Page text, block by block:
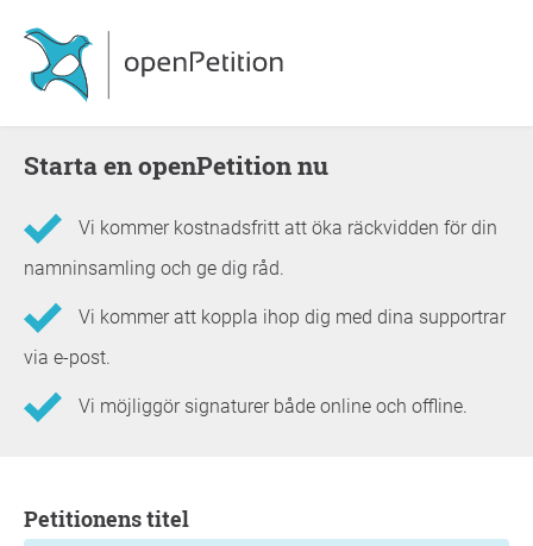
Starta en openPetition nu
Vi kommer kostnadsfritt att öka räckvidden för din
namninsamling och ge dig råd.
Vi kommer att koppla ihop dig med dina supportrar
via e-post.
Vi möjliggör signaturer både online och offline.
Petitionens titel